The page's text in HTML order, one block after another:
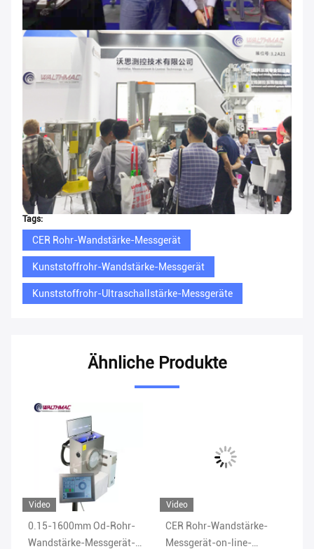
Tags:
CER Rohr-Wandstärke-Messgerät
Kunststoffrohr-Wandstärke-Messgerät
Kunststoffrohr-Ultraschallstärke-Messgeräte
Ähnliche Produkte
Video
0.15-1600mm Od-Rohr-
Wandstärke-Messgerät-
Video
CER Rohr-Wandstärke-
Messgerät-on-line-